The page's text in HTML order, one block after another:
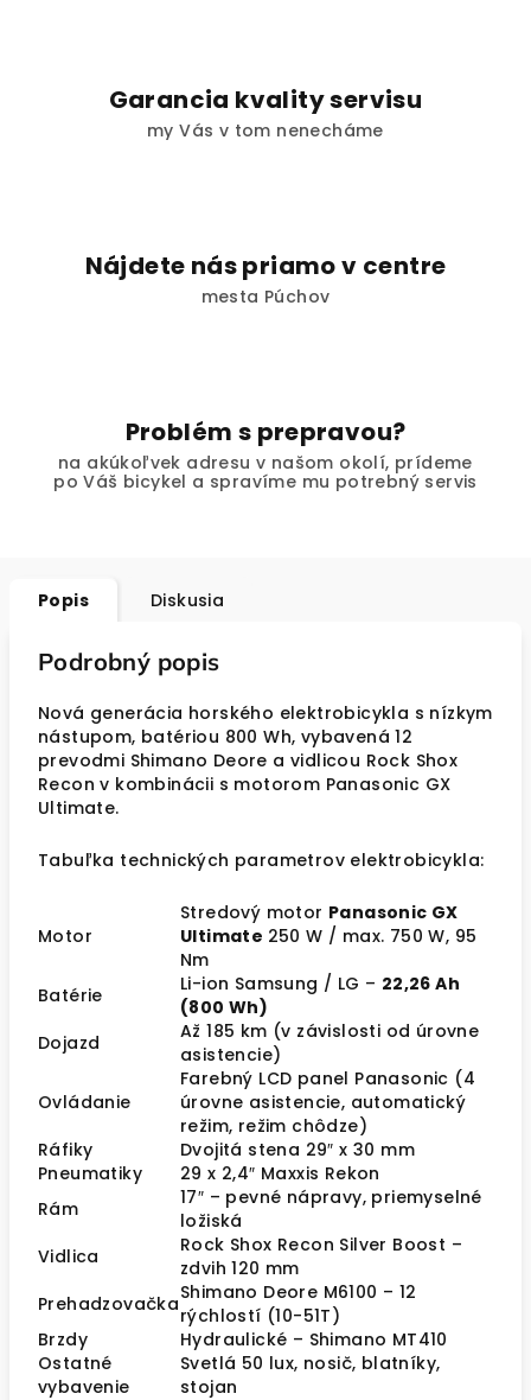
Garancia kvality servisu
my Vás v tom nenecháme
Nájdete nás priamo v centre
mesta Púchov
Problém s prepravou?
na akúkoľvek adresu v našom okolí, prídeme
po Váš bicykel a spravíme mu potrebný servis
Popis Diskusia
Podrobný popis
Nová generácia horského elektrobicykla s nízkym
nástupom, batériou 800 Wh, vybavená 12
prevodmi Shimano Deore a vidlicou Rock Shox
Recon v kombinácii s motorom Panasonic GX
Ultimate.
Tabuľka technických parametrov elektrobicykla:
Motor
Stredový motor Panasonic GX
Ultimate 250 W / max. 750 W, 95
Nm
Batérie
Li-ion Samsung / LG – 22,26 Ah
(800 Wh)
Dojazd
Až 185 km (v závislosti od úrovne
asistencie)
Ovládanie
Farebný LCD panel Panasonic (4
úrovne asistencie, automatický
režim, režim chôdze)
Ráfiky
Dvojitá stena 29″ x 30 mm
Pneumatiky
29 x 2,4″ Maxxis Rekon
Rám
17″ – pevné nápravy, priemyselné
ložiská
Vidlica
Rock Shox Recon Silver Boost –
zdvih 120 mm
PrehadzovačkaShimano Deore M6100 – 12
rýchlostí (10-51T)
Brzdy
Hydraulické – Shimano MT410
Ostatné
vybavenie
Svetlá 50 lux, nosič, blatníky,
stojan